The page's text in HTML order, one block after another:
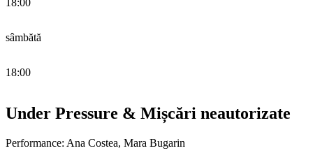
18:00
sâmbătă
18:00
Under Pressure & Mișcări neautorizate
Performance: Ana Costea, Mara Bugarin